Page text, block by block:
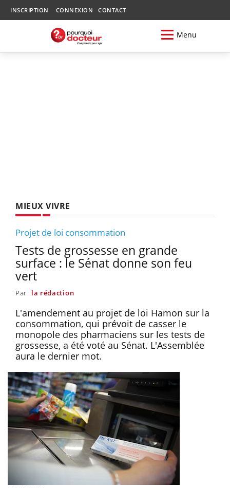
INSCRIPTION CONNEXION CONTACT
Menu
MIEUX VIVRE
Projet de loi consommation
Tests de grossesse en grande
surface : le Sénat donne son feu
vert
Par la rédaction
L'amendement au projet de loi Hamon sur la
consommation, qui prévoit de casser le
monopole des pharmaciens sur les tests de
grossesse, a été voté au Sénat. L'Assemblée
aura le dernier mot.